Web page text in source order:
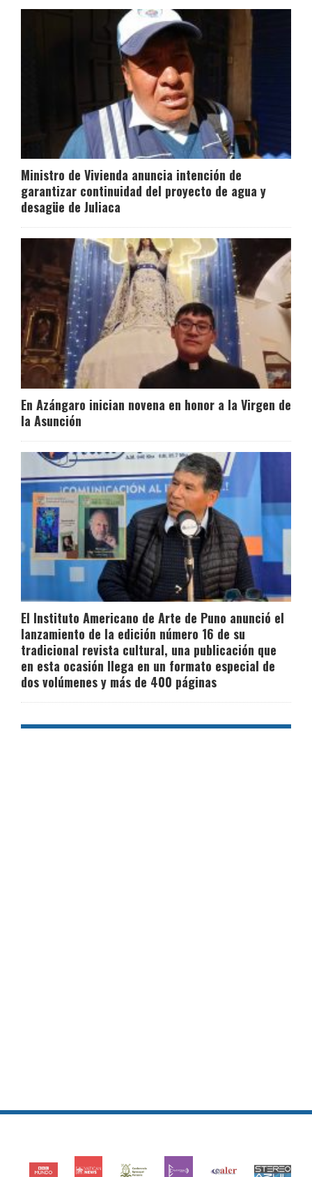
Ministro de Vivienda anuncia intención de
garantizar continuidad del proyecto de agua y
desagüe de Juliaca
En Azángaro inician novena en honor a la Virgen de
la Asunción
El Instituto Americano de Arte de Puno anunció el
lanzamiento de la edición número 16 de su
tradicional revista cultural, una publicación que
en esta ocasión llega en un formato especial de
dos volúmenes y más de 400 páginas